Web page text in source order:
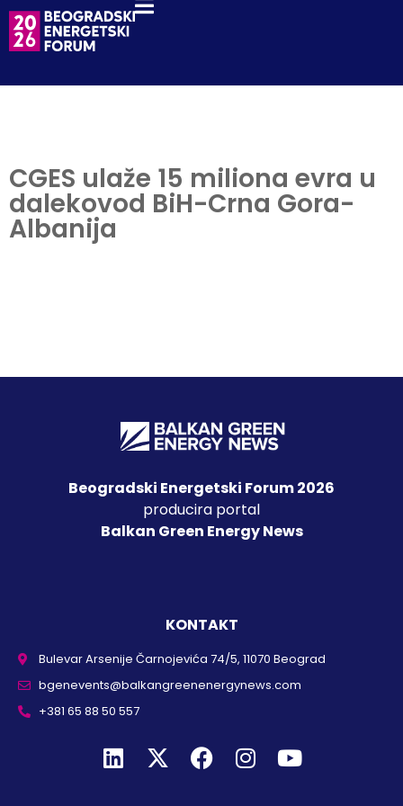
CGES ulaže 15 miliona evra u
dalekovod BiH-Crna Gora-
Albanija
Beogradski Energetski Forum 2026
producira portal
Balkan Green Energy News
KONTAKT
Bulevar Arsenije Čarnojevića 74/5, 11070 Beograd
bgenevents@balkangreenenergynews.com
+381 65 88 50 557